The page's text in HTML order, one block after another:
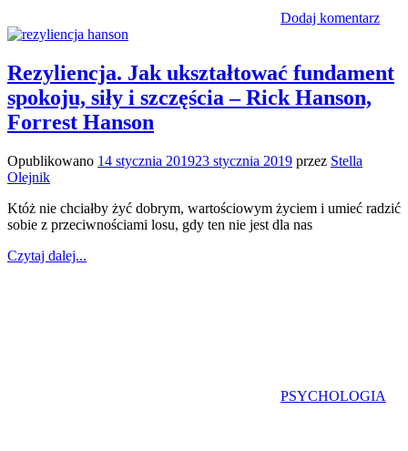
Dodaj komentarz
Rezyliencja. Jak ukształtować fundament
spokoju, siły i szczęścia – Rick Hanson,
Forrest Hanson
Opublikowano 14 stycznia 201923 stycznia 2019 przez Stella
Olejnik
Któż nie chciałby żyć dobrym, wartościowym życiem i umieć radzić
sobie z przeciwnościami losu, gdy ten nie jest dla nas
Czytaj dalej...
PSYCHOLOGIA